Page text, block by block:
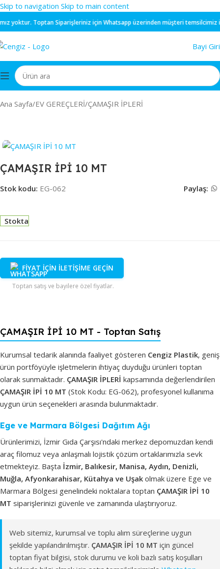
Skip to navigation Skip to main content
yoktur.ToptanSiparişleriniz içinWhatsappüzerinden müşteri temsilcimiz
Bayi
Ana Sayfa/EV GEREÇLERİ/ÇAMAŞIR İPLERİ
ÇAMAŞIR İPİ 10 MT
Stok kodu: EG-062 Paylaş:
Stokta
FİYAT İÇİN İLETİŞİME GEÇİN
Toptan satış ve bayilere özel fiyatlar.
ÇAMAŞIR İPİ 10 MT - Toptan Satış
Kurumsal tedarik alanında faaliyet gösteren Cengiz Plastik, geniş
ürün portföyüyle işletmelerin ihtiyaç duyduğu ürünleri toptan
olarak sunmaktadır. ÇAMAŞIR İPLERİ kapsamında değerlendirilen
ÇAMAŞIR İPİ 10 MT (Stok Kodu: EG-062), profesyonel kullanıma
uygun ürün seçenekleri arasında bulunmaktadır.
Ege ve Marmara Bölgesi Dağıtım Ağı
Ürünlerimizi, İzmir Gıda Çarşısı'ndaki merkez depomuzdan kendi
araç filomuz veya anlaşmalı lojistik çözüm ortaklarımızla sevk
etmekteyiz. Başta İzmir, Balıkesir, Manisa, Aydın, Denizli,
Muğla, Afyonkarahisar, Kütahya ve Uşak olmak üzere Ege ve
Marmara Bölgesi genelindeki noktalara toptan ÇAMAŞIR İPİ 10
MT siparişlerinizi güvenle ve zamanında ulaştırıyoruz.
Web sitemiz, kurumsal ve toplu alım süreçlerine uygun
şekilde yapılandırılmıştır. ÇAMAŞIR İPİ 10 MT için güncel
toptan fiyat bilgisi, stok durumu ve koli bazlı satış koşulları